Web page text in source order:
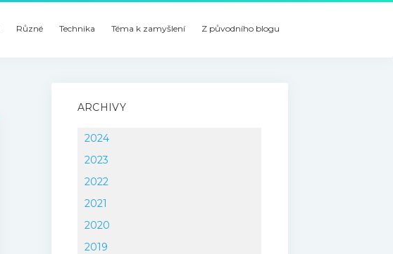
Různé Technika Téma k zamyšlení Z původního blogu
ARCHIVY
2024
2023
2022
2021
2020
2019